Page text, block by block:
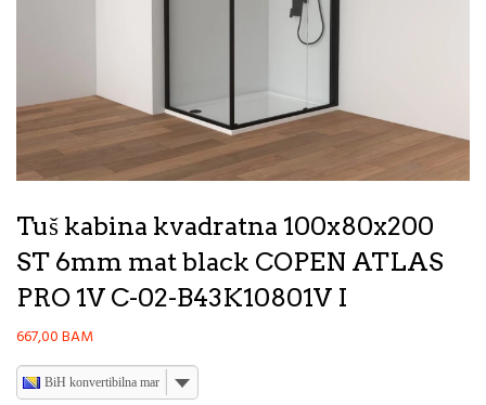
Tuš kabina kvadratna 100x80x200
ST 6mm mat black COPEN ATLAS
PRO 1V C-02-B43K10801V I
667,00BAM
BiH konvertibilna marka